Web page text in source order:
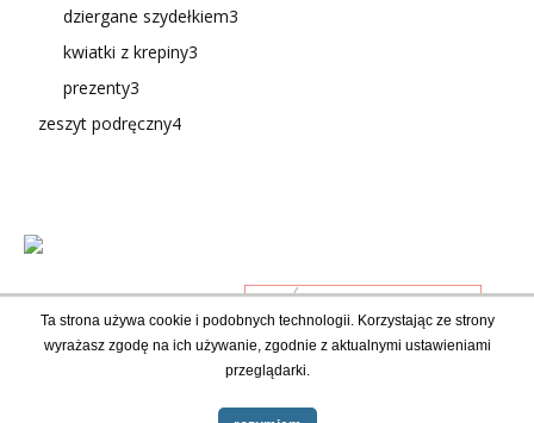
dziergane szydełkiem3
kwiatki z krepiny3
prezenty3
zeszyt podręczny4
Ta strona używa cookie i podobnych technologii. Korzystając ze strony
wyrażasz zgodę na ich używanie, zgodnie z aktualnymi ustawieniami
przeglądarki.